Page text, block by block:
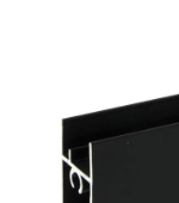
hviezdičiek.